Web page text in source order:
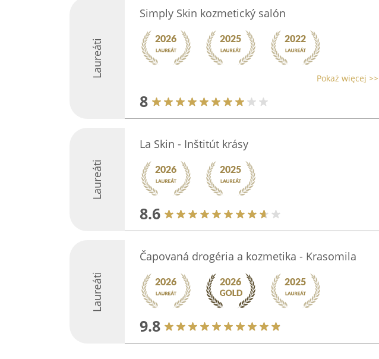
Laureáti
Simply Skin kozmetický salón
Pokaż więcej >>
8
Laureáti
La Skin - Inštitút krásy
8.6
Laureáti
Čapovaná drogéria a kozmetika - Krasomila
9.8